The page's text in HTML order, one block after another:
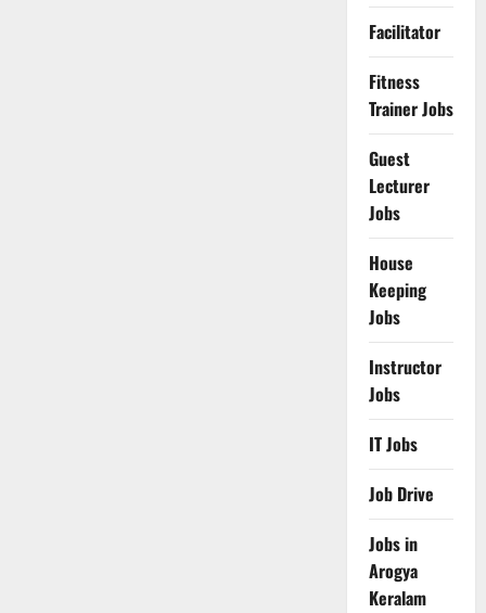
Facilitator
Fitness
Trainer Jobs
Guest
Lecturer
Jobs
House
Keeping
Jobs
Instructor
Jobs
IT Jobs
Job Drive
Jobs in
Arogya
Keralam